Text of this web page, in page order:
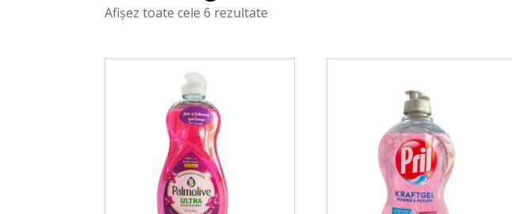
Afișez toate cele 6 rezultate